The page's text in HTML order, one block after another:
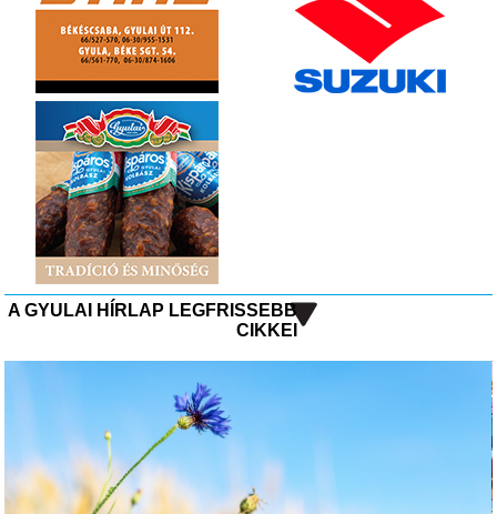
A GYULAI HÍRLAP LEGFRISSEBB
CIKKEI